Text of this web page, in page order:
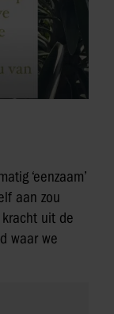
‘eenzaam’
aan zou
kracht uit de
waar we